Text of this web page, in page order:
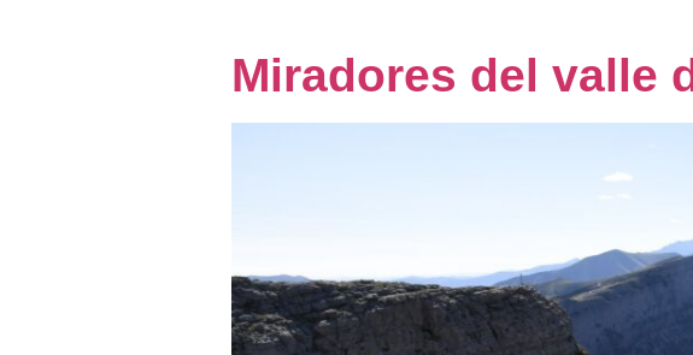
Miradores del valle